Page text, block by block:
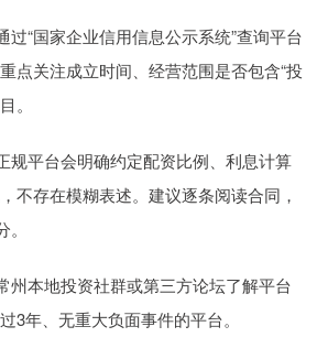
过“国家企业信用信息公示系统”查询平台
点关注成立时间、经营范围是否包含“投
。
规平台会明确约定配资比例、利息计算
不存在模糊表述。建议逐条阅读合同，
州本地投资社群或第三方论坛了解平台
3年、无重大负面事件的平台。